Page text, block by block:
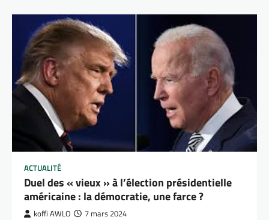
ACTUALITÉ
Duel des « vieux » à l’élection présidentielle
américaine : la démocratie, une farce ?
koffi AWLO 7 mars 2024